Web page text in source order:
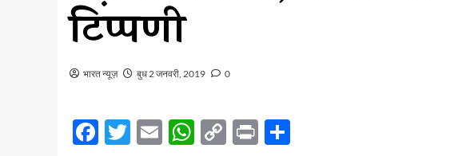
टिप्पणी
भारत न्यूज़ बुध 2 जनवरी, 2019 0
Facebook
Twitter
EmailWhatsApp
Copy
Print